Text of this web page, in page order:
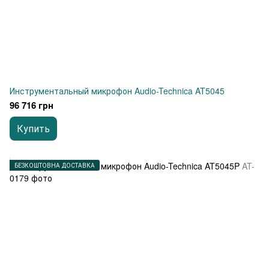
Инструментальный микрофон Audio-Technica AT5045
96 716 грн
Купить
БЕЗКОШТОВНА ДОСТАВКА